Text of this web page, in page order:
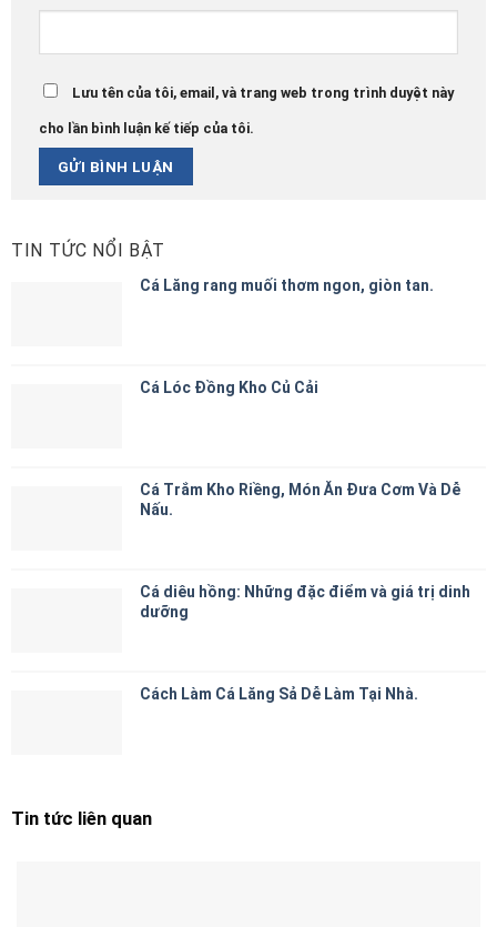
Lưu tên của tôi, email, và trang web trong trình duyệt này
cho lần bình luận kế tiếp của tôi.
TIN TỨC NỔI BẬT
Cá Lăng rang muối thơm ngon, giòn tan.
Cá Lóc Đồng Kho Củ Cải
Cá Trắm Kho Riềng, Món Ăn Đưa Cơm Và Dễ
Nấu.
Cá diêu hồng: Những đặc điểm và giá trị dinh
dưỡng
Cách Làm Cá Lăng Sả Dễ Làm Tại Nhà.
Tin tức liên quan